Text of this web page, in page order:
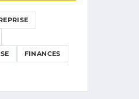
FINANCES